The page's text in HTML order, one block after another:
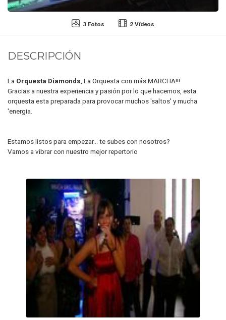
3 Fotos 2 Vídeos
DESCRIPCIÓN
La Orquesta Diamonds, La Orquesta con más MARCHA!!!
Gracias a nuestra experiencia y pasión por lo que hacemos, esta
orquesta esta preparada para provocar muchos 'saltos' y mucha
'energia.
Estamos listos para empezar... te subes con nosotros?
Vamos a vibrar con nuestro mejor repertorio